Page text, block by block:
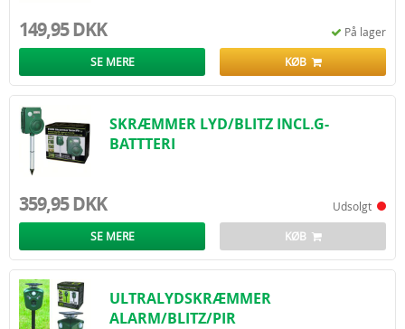
149,95 DKK På lager
SE MERE KØB
SKRÆMMER LYD/BLITZ INCL.G-
BATTTERI
359,95 DKK Udsolgt
SE MERE KØB
ULTRALYDSKRÆMMER
ALARM/BLITZ/PIR